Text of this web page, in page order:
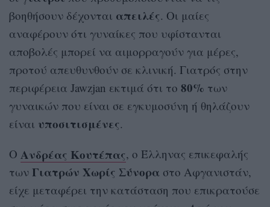
βοηθήσουν δέχονται απειλές. Οι μαίες
αναφέρουν ότι γυναίκες που υφίστανται
αποβολές μπορεί να αιμορραγούν για μέρες,
προτού απευθυνθούν σε κλινική. Γιατρός στην
περιφέρεια Jawzjan εκτιμά ότι το 80% των
γυναικών που είναι σε εγκυμοσύνη ή θηλάζουν
είναι υποσιτισμένες.
Ο Ανδρέας Κουτέπας, ο Έλληνας επικεφαλής
των Γιατρών Χωρίς Σύνορα στο Αφγανιστάν,
είχε μεταφέρει την κατάσταση που επικρατούσε